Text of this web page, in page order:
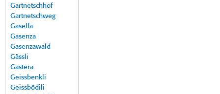
Gartnetschhof
Gartnetschweg
Gaselfa
Gasenza
Gasenzawald
Gässli
Gastera
Geissbenkli
Geissbödili